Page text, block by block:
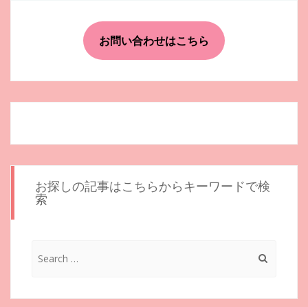
お問い合わせはこちら
お探しの記事はこちらからキーワードで検
索